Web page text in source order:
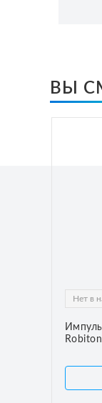
ВЫ
Нет в